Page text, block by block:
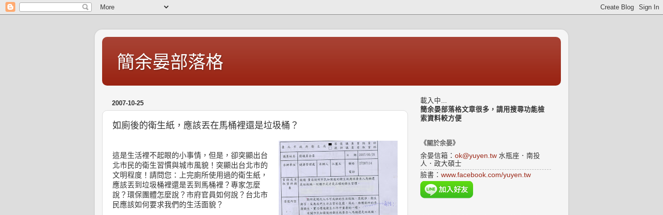
簡余晏部落格
2007-10-25
如廁後的衛生紙，應該丟在馬桶裡還是垃圾桶？
這是生活裡不起眼的小事情，但是，卻突顯出台
北市民的衛生習慣與城市風貌！突顯出台北市的
文明程度！請問您：上完廁所使用過的衛生紙，
應該丟到垃圾桶裡還是丟到馬桶裡？專家怎麼
說？環保團體怎麼說？市府官員如何說？台北市
民應該如何要求我們的生活面貌？
載入中...
簡余晏部落格文章很多，請用搜尋功能檢
索資料較方便
《關於余晏》
余晏信箱： ok@yuyen.tw 水瓶座．南投
人．政大碩士
臉書： www.facebook.com/yuyen.tw